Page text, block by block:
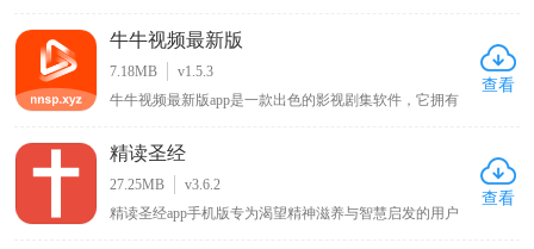
游戏日常动态展示游戏生活，通过分享帖子寻找志同道合
的朋友交流，此外游戏玩家还能在上面找到大神编写的各
种游戏攻略以学习更多游戏技巧，欢迎感兴趣的朋友下载
玩耍！
牛牛视频最新版
7.18MB
v1.5.3
牛牛视频最新版app是一款出色的影视剧集软件，它拥有
随心播放这些影视内容，让用户畅享沉浸式的大片观看体
验，满足不同用户多样化的影视观看需求。
查看
精读圣经
27.25MB
v3.6.2
精读圣经app手机版专为渴望精神滋养与智慧启发的用户
查看